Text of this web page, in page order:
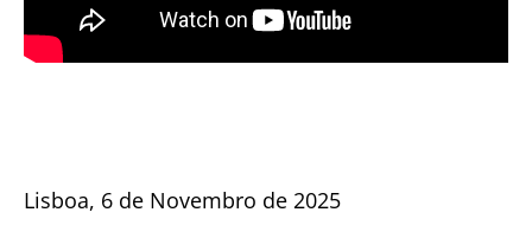
Lisboa, 6 de Novembro de 2025